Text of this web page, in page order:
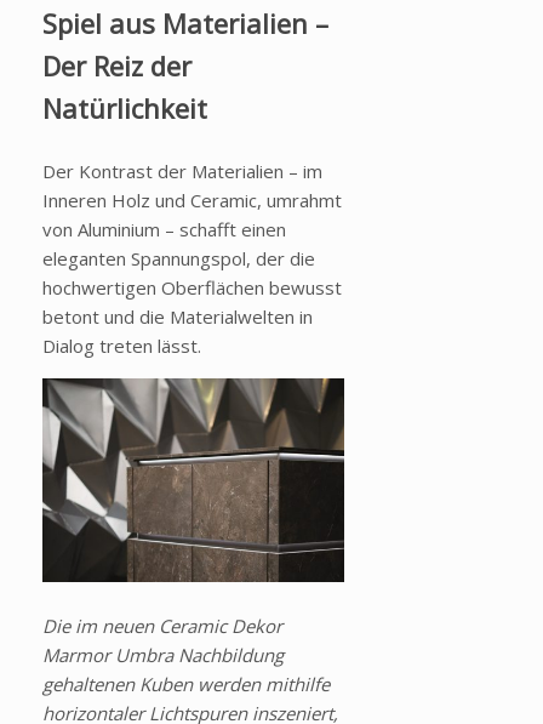
Spiel aus Materialien –
Der Reiz der
Natürlichkeit
Der Kontrast der Materialien – im
Inneren Holz und Ceramic, umrahmt
von Aluminium – schafft einen
eleganten Spannungspol, der die
hochwertigen Oberflächen bewusst
betont und die Materialwelten in
Dialog treten lässt.
Die im neuen Ceramic Dekor
Marmor Umbra Nachbildung
gehaltenen Kuben werden mithilfe
horizontaler Lichtspuren inszeniert,